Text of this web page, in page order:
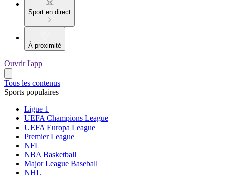
Sport en direct
À proximité
Ouvrir l'app
Tous les contenus
Sports populaires
Ligue 1
UEFA Champions League
UEFA Europa League
Premier League
NFL
NBA Basketball
Major League Baseball
NHL